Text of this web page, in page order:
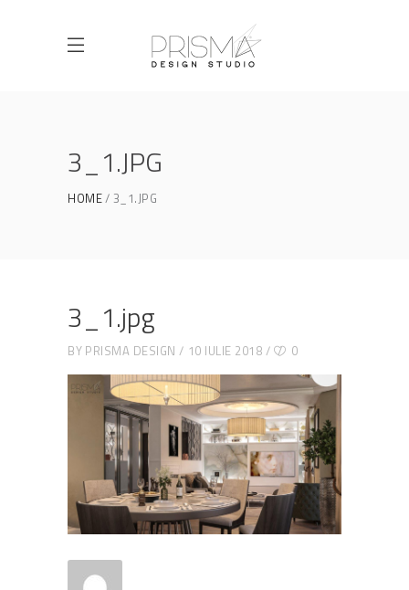
3_1.JPG
HOME 3_1.JPG
3_1.jpg
BY PRISMA DESIGN 10 IULIE 2018 0